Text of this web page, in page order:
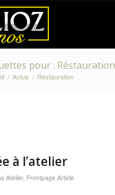
pour : Réstauration
/ Actus / Réstauration
à l’atelier
Atelier, Frontpage Article